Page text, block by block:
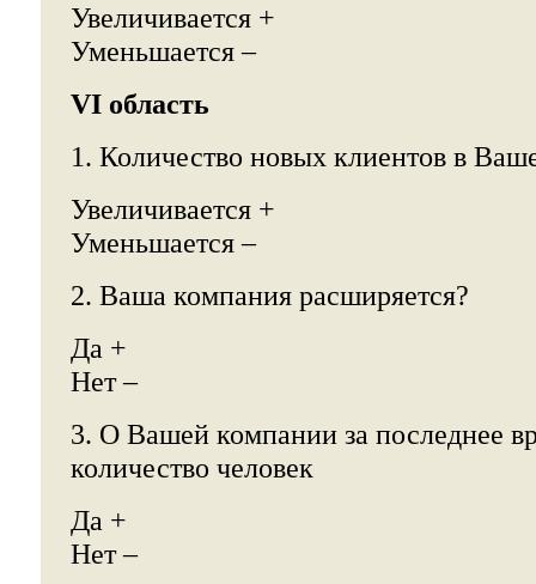
Увеличивается +
Уменьшается –
VI область
1. Количество новых клиентов в
Увеличивается +
Уменьшается –
2. Ваша компания расширяется?
Да +
Нет –
3. О Вашей компании за последнее
количество человек
Да +
Нет –